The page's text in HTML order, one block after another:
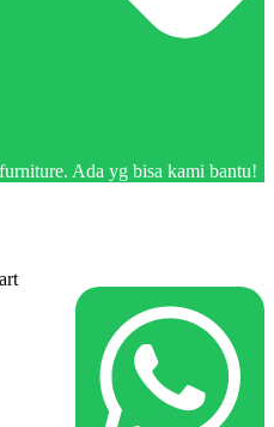
Ada yg bisa kami bantu!